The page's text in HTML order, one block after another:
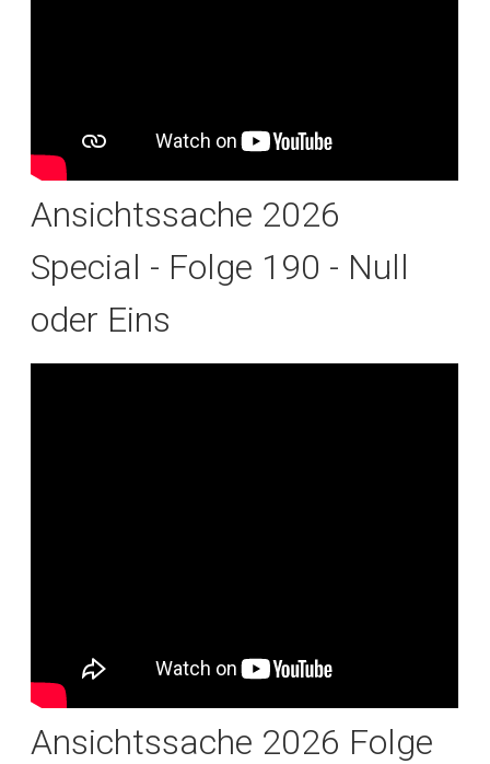
Ansichtssache 2026
Special - Folge 190 - Null
oder Eins
Ansichtssache 2026 Folge